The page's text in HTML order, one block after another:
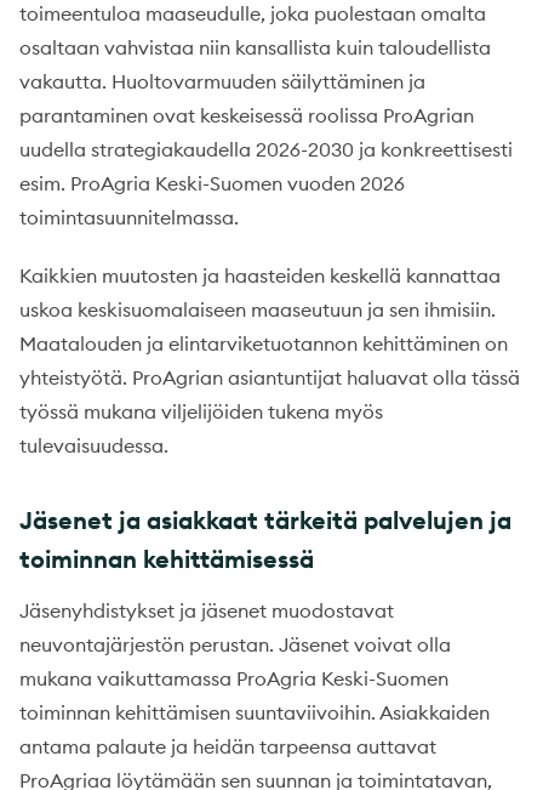
toimeentuloa maaseudulle, joka puolestaan omalta
osaltaan vahvistaa niin kansallista kuin taloudellista
vakautta. Huoltovarmuuden säilyttäminen ja
parantaminen ovat keskeisessä roolissa ProAgrian
uudella strategiakaudella 2026-2030 ja konkreettisesti
esim. ProAgria Keski-Suomen vuoden 2026
toimintasuunnitelmassa.
Kaikkien muutosten ja haasteiden keskellä kannattaa
uskoa keskisuomalaiseen maaseutuun ja sen ihmisiin.
Maatalouden ja elintarviketuotannon kehittäminen on
yhteistyötä. ProAgrian asiantuntijat haluavat olla tässä
työssä mukana viljelijöiden tukena myös
tulevaisuudessa.
Jäsenet ja asiakkaat tärkeitä palvelujen ja
toiminnan kehittämisessä
Jäsenyhdistykset ja jäsenet muodostavat
neuvontajärjestön perustan. Jäsenet voivat olla
mukana vaikuttamassa ProAgria Keski-Suomen
toiminnan kehittämisen suuntaviivoihin. Asiakkaiden
antama palaute ja heidän tarpeensa auttavat
ProAgriaa löytämään sen suunnan ja toimintatavan,